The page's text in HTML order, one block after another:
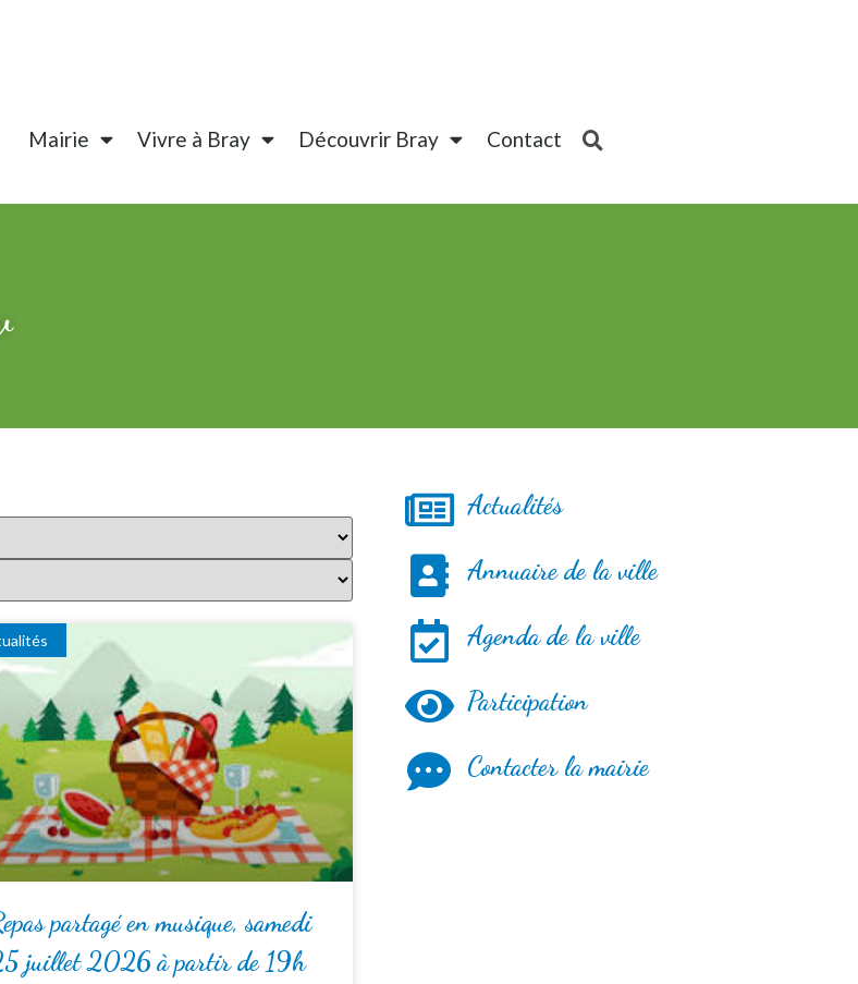
Mairie Vivre à Bray Découvrir Bray Contact
partagé en musique, samedi
juillet 2026 à partir de 19h
Actualités
Annuaire de la ville
Agenda de la ville
Participation
Contacter la mairie